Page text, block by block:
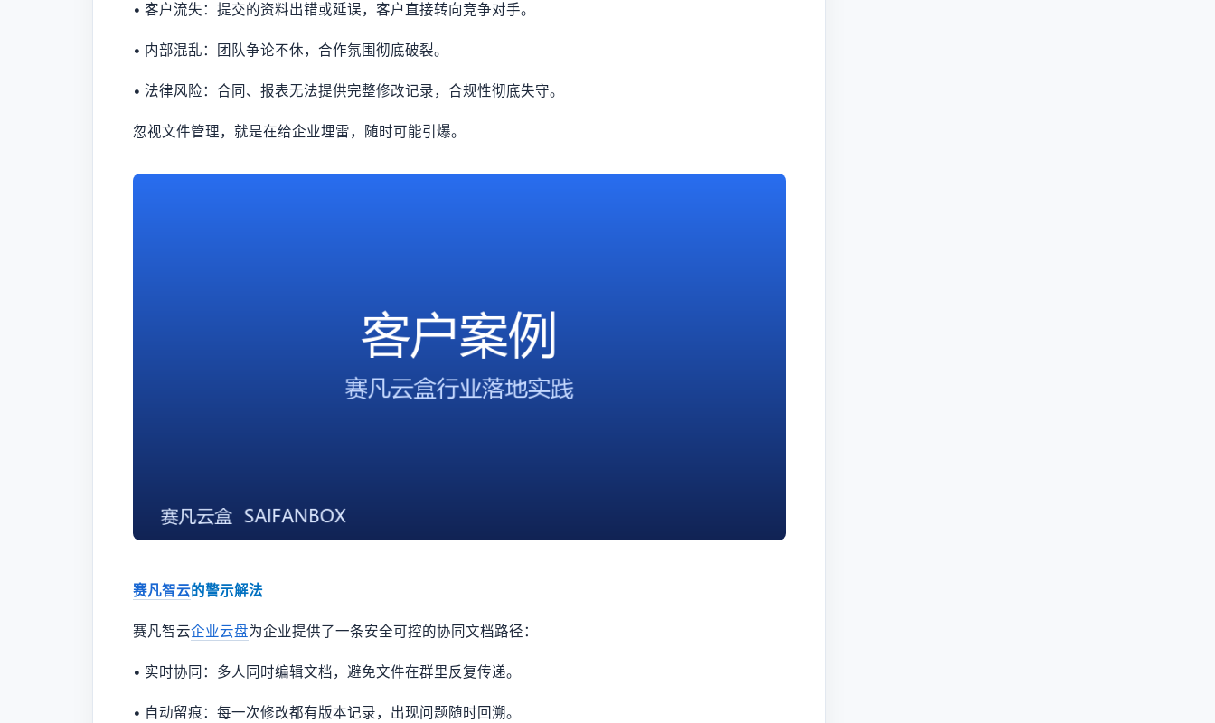
• 客户流失：提交的资料出错或延误，客户直接转向竞争对手。
• 内部混乱：团队争论不休，合作氛围彻底破裂。
• 法律风险：合同、报表无法提供完整修改记录，合规性彻底失守。
忽视文件管理，就是在给企业埋雷，随时可能引爆。
赛凡智云的警示解法
赛凡智云企业云盘为企业提供了一条安全可控的协同文档路径：
• 实时协同：多人同时编辑文档，避免文件在群里反复传递。
• 自动留痕：每一次修改都有版本记录，出现问题随时回溯。